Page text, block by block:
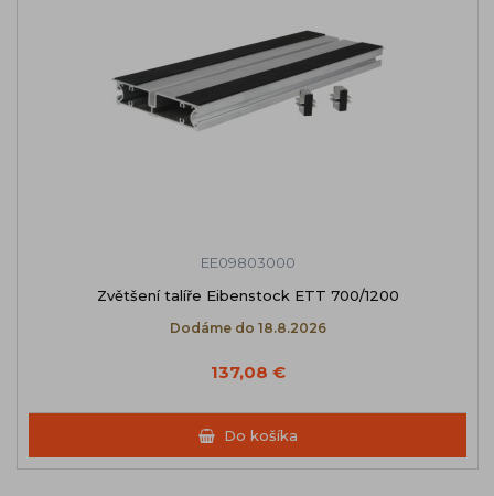
EE09803000
Zvětšení talíře Eibenstock ETT 700/1200
Dodáme do 18.8.2026
137,08 €
Do košíka